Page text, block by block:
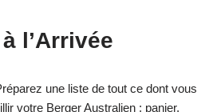
l’Arrivée
une liste de tout ce dont vous
votre Berger Australien : panier,